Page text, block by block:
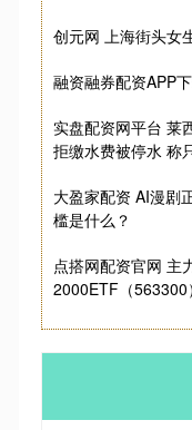
创元网 上海街头女
融资融券配资APP
实盘配资网平台 莱
拒缴水费被停水 称
大盈家配资 AI漫剧
槛是什么？
点搭网配资官网 主
2000ETF（